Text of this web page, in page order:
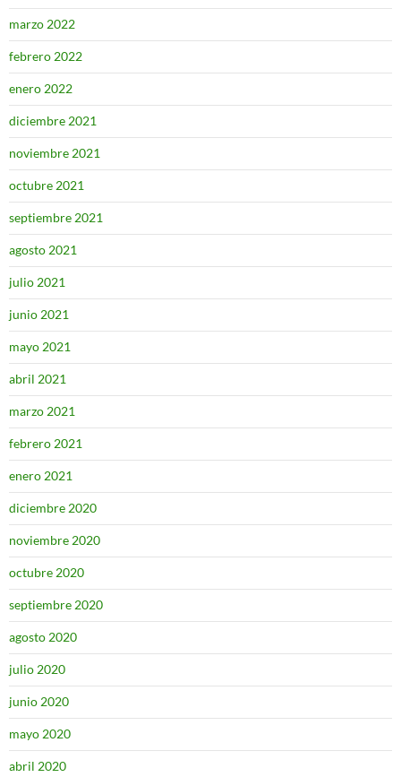
marzo 2022
febrero 2022
enero 2022
diciembre 2021
noviembre 2021
octubre 2021
septiembre 2021
agosto 2021
julio 2021
junio 2021
mayo 2021
abril 2021
marzo 2021
febrero 2021
enero 2021
diciembre 2020
noviembre 2020
octubre 2020
septiembre 2020
agosto 2020
julio 2020
junio 2020
mayo 2020
abril 2020